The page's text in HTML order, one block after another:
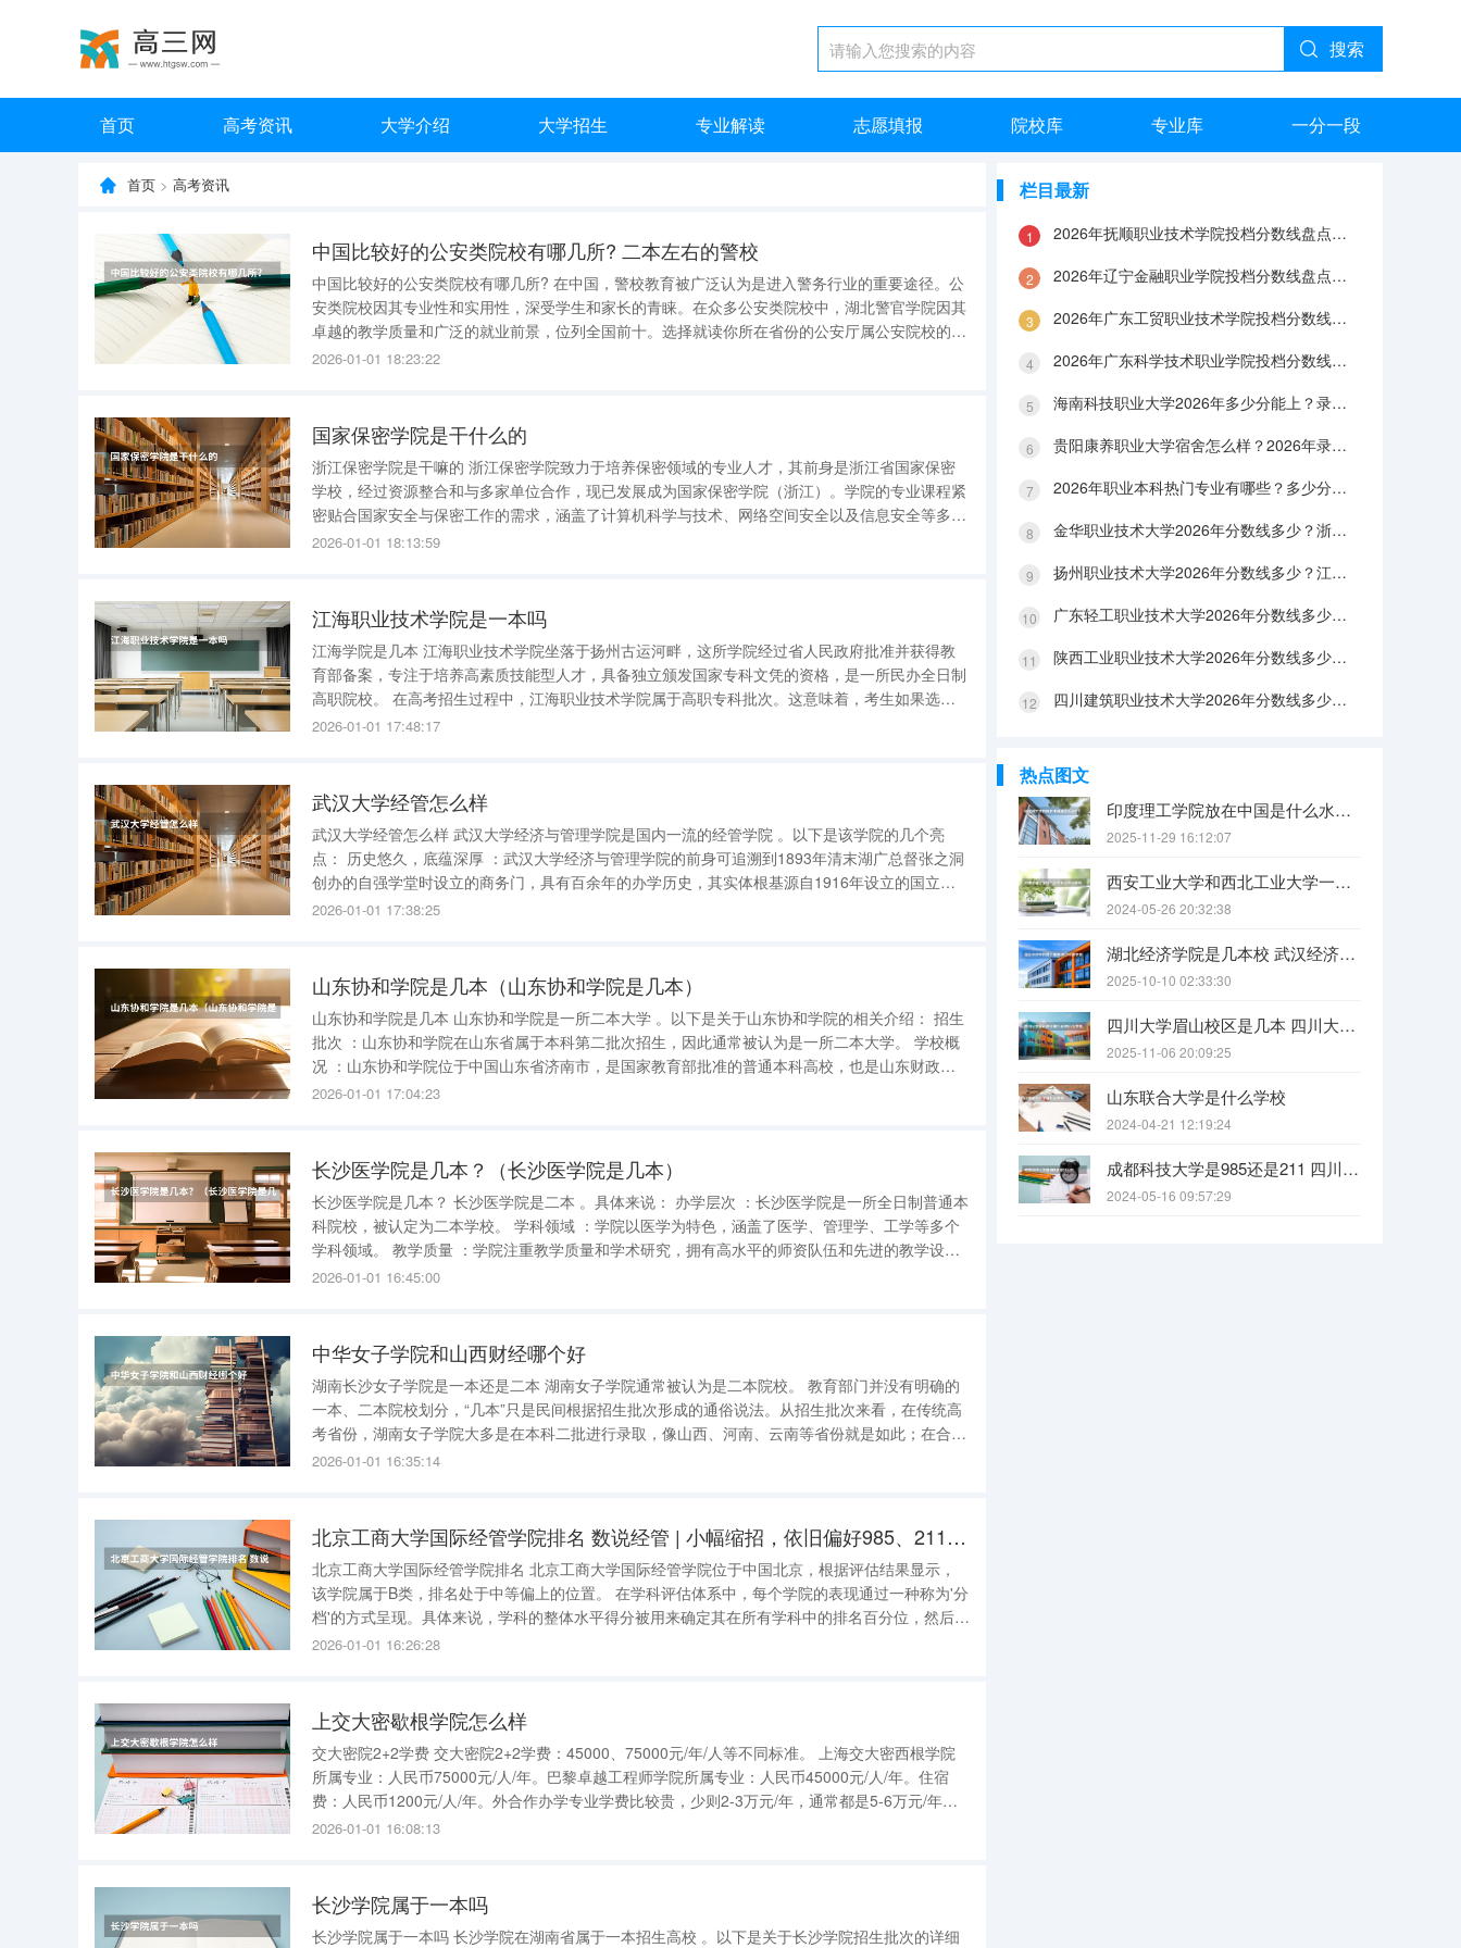
搜索
首页 高考资讯 大学介绍 大学招生 专业解读 志愿填报 院校库 专业库 一分一段
首页 > 高考资讯
中国比较好的公安类院校有哪几所? 二本左右的警校
中国比较好的公安类院校有哪几所? 在中国，警校教育被广泛认为是进入警务行业的重要途径。公
安类院校因其专业性和实用性，深受学生和家长的青睐。在众多公安类院校中，湖北警官学院因其
卓越的教学质量和广泛的就业前景，位列全国前十。选择就读你所在省份的公安厅属公安院校的公
安专业，不仅能够获得优质的教育资源，还能在毕业后享受到政策上的优待。 中国人民公安大学
2026-01-01 18:23:22
国家保密学院是干什么的
浙江保密学院是干嘛的 浙江保密学院致力于培养保密领域的专业人才，其前身是浙江省国家保密
学校，经过资源整合和与多家单位合作，现已发展成为国家保密学院（浙江）。学院的专业课程紧
密贴合国家安全与保密工作的需求，涵盖了计算机科学与技术、网络空间安全以及信息安全等多个
保密本科专业。 此外，浙江保密学院还积极承担起提高党政机关、军工企事业单位和保密行政管
2026-01-01 18:13:59
江海职业技术学院是一本吗
江海学院是几本 江海职业技术学院坐落于扬州古运河畔，这所学院经过省人民政府批准并获得教
育部备案，专注于培养高素质技能型人才，具备独立颁发国家专科文凭的资格，是一所民办全日制
高职院校。 在高考招生过程中，江海职业技术学院属于高职专科批次。这意味着，考生如果选择
报考该校，需要通过高职专科批次的录取程序。值得一提的是，学生从该校毕业时，所获得的是专
2026-01-01 17:48:17
武汉大学经管怎么样
武汉大学经管怎么样 武汉大学经济与管理学院是国内一流的经管学院 。以下是该学院的几个亮
点： 历史悠久，底蕴深厚 ：武汉大学经济与管理学院的前身可追溯到1893年清末湖广总督张之洞
创办的自强学堂时设立的商务门，具有百余年的办学历史，其实体根基源自1916年设立的国立武
昌商业专门学校。这种深厚的历史底蕴为学院积累了丰富的教学经验和学术资源。 办学规模大，
2026-01-01 17:38:25
山东协和学院是几本（山东协和学院是几本）
山东协和学院是几本 山东协和学院是一所二本大学 。以下是关于山东协和学院的相关介绍： 招生
批次 ：山东协和学院在山东省属于本科第二批次招生，因此通常被认为是一所二本大学。 学校概
况 ：山东协和学院位于中国山东省济南市，是国家教育部批准的普通本科高校，也是山东财政支
持的本科“特色名校”建设单位。 历史沿革 ：学校创建于2004年，前身为山东中医学院中专部。经
2026-01-01 17:04:23
长沙医学院是几本？（长沙医学院是几本）
长沙医学院是几本？ 长沙医学院是二本 。具体来说： 办学层次 ：长沙医学院是一所全日制普通本
科院校，被认定为二本学校。 学科领域 ：学院以医学为特色，涵盖了医学、管理学、工学等多个
学科领域。 教学质量 ：学院注重教学质量和学术研究，拥有高水平的师资队伍和先进的教学设
施。 社会贡献 ：长沙医学院致力于为社会培养医学人才，毕业生在医疗卫生领域具有很高的就业
2026-01-01 16:45:00
中华女子学院和山西财经哪个好
湖南长沙女子学院是一本还是二本 湖南女子学院通常被认为是二本院校。 教育部门并没有明确的
一本、二本院校划分，“几本”只是民间根据招生批次形成的通俗说法。从招生批次来看，在传统高
考省份，湖南女子学院大多是在本科二批进行录取，像山西、河南、云南等省份就是如此；在合并
批次的省份，该校则纳入普通本科批招生。结合其整体的办学层次和录取情况，所以一般把它归为
2026-01-01 16:35:14
北京工商大学国际经管学院排名 数说经管 | 小幅缩招，依旧偏好985、211！北大汇丰近三年招生有何变化？
北京工商大学国际经管学院排名 北京工商大学国际经管学院位于中国北京，根据评估结果显示，
该学院属于B类，排名处于中等偏上的位置。 在学科评估体系中，每个学院的表现通过一种称为'分
档'的方式呈现。具体来说，学科的整体水平得分被用来确定其在所有学科中的排名百分位，然后根
据这一百分位将学科分为九档进行公布。 具体而言，前2%（或前2名）的学科被标记为A+，接下
2026-01-01 16:26:28
上交大密歇根学院怎么样
交大密院2+2学费 交大密院2+2学费：45000、75000元/年/人等不同标准。 上海交大密西根学院
所属专业：人民币75000元/人/年。巴黎卓越工程师学院所属专业：人民币45000元/人/年。住宿
费：人民币1200元/人/年。外合作办学专业学费比较贵，少则2-3万元/年，通常都是5-6万元/年，
2026-01-01 16:08:13
长沙学院属于一本吗
长沙学院属于一本吗 长沙学院在湖南省属于一本招生高校 。以下是关于长沙学院招生批次的详细
栏目最新
2026年抚顺职业技术学院投档分数线盘点：录取分数、生活与就业指南
2026年辽宁金融职业学院投档分数线盘点：录取分数、生活与就业指南
2026年广东工贸职业技术学院投档分数线盘点：录取分数、生活与就业指南
2026年广东科学技术职业学院投档分数线盘点：录取分数、生活与就业指南
海南科技职业大学2026年多少分能上？录取分数线与生活成本解答
贵阳康养职业大学宿舍怎么样？2026年录取分数、费用及入学手续
2026年职业本科热门专业有哪些？多少分能上？绿牌专业有哪些？
金华职业技术大学2026年分数线多少？浙江考生563分能上吗？机械专业好就业吗？
扬州职业技术大学2026年分数线多少？江苏考生528分能上吗？医养照护好就业吗？
广东轻工职业技术大学2026年分数线多少？广东考生542分能上吗？
陕西工业职业技术大学2026年分数线多少？陕西考生355分能上吗？机械专业好就业吗？
四川建筑职业技术大学2026年分数线多少？四川考生510分能上吗？建筑专业好就业吗？
热点图文
印度理工学院放在中国是什么水平？
2025-11-29 16:12:07
西安工业大学和西北工业大学一样吗
2024-05-26 20:32:38
湖北经济学院是几本校 武汉经济学院是几本
2025-10-10 02:33:30
四川大学眉山校区是几本 四川大学锦江学院是几本？咋样？
2025-11-06 20:09:25
山东联合大学是什么学校
2024-04-21 12:19:24
成都科技大学是985还是211 四川科技大学全国排名
2024-05-16 09:57:29